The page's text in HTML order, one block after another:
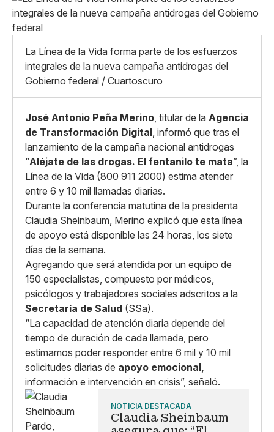
Linkedin
X
Whatsapp
Copiar enlace
Pequeño
Mediano
La Línea de la Vida forma parte de los esfuerzos
integrales de la nueva campaña antidrogas del
Gobierno federal / Cuartoscuro
José Antonio Peña Merino, titular de la Agencia
de Transformación Digital, informó que tras el
lanzamiento de la campaña nacional antidrogas
“Aléjate de las drogas. El fentanilo te mata”, la
Línea de la Vida (800 911 2000) estima atender
entre 6 y 10 mil llamadas diarias.
Durante la conferencia matutina de la presidenta
Claudia Sheinbaum, Merino explicó que esta línea
de apoyo está disponible las 24 horas, los siete
días de la semana.
Agregando que será atendida por un equipo de
150 especialistas, compuesto por médicos,
psicólogos y trabajadores sociales adscritos a la
Secretaría de Salud (SSa).
“La capacidad de atención diaria depende del
tiempo de duración de cada llamada, pero
estimamos poder responder entre 6 mil y 10 mil
solicitudes diarias de apoyo emocional,
información e intervención en crisis”, señaló.
NOTICIA DESTACADA
Claudia Sheinbaum